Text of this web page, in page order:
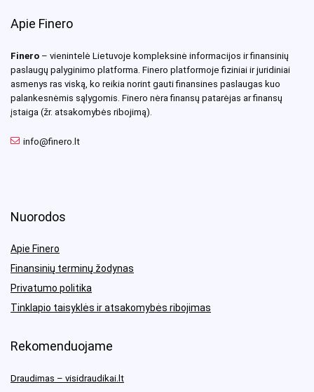
Apie Finero
Finero – vienintelė Lietuvoje kompleksinė informacijos ir finansinių
paslaugų palyginimo platforma. Finero platformoje fiziniai ir juridiniai
asmenys ras viską, ko reikia norint gauti finansines paslaugas kuo
palankesnėmis sąlygomis. Finero nėra finansų patarėjas ar finansų
įstaiga (žr. atsakomybės ribojimą).
info@finero.lt
Nuorodos
Apie Finero
Finansinių terminų žodynas
Privatumo politika
Tinklapio taisyklės ir atsakomybės ribojimas
Rekomenduojame
Draudimas – visidraudikai.lt